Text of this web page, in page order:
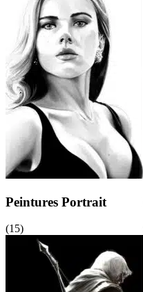
Peintures Portrait
(15)